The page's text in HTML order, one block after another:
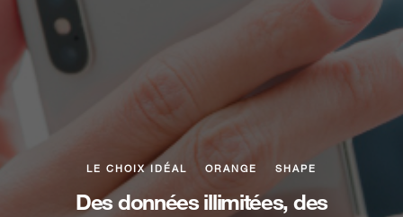
LE CHOIX IDÉAL ORANGE SHAPE
Des données illimitées, des